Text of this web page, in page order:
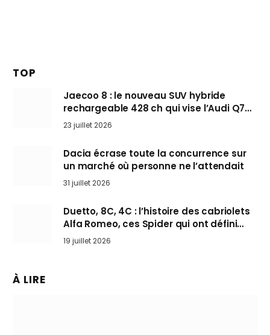
TOP
Jaecoo 8 : le nouveau SUV hybride
rechargeable 428 ch qui vise l’Audi Q7
arrive en Europe cet automne
23 juillet 2026
Dacia écrase toute la concurrence sur
un marché où personne ne l’attendait
31 juillet 2026
Duetto, 8C, 4C : l’histoire des cabriolets
Alfa Romeo, ces Spider qui ont défini
l’art de rouler cheveux au vent
19 juillet 2026
À LIRE